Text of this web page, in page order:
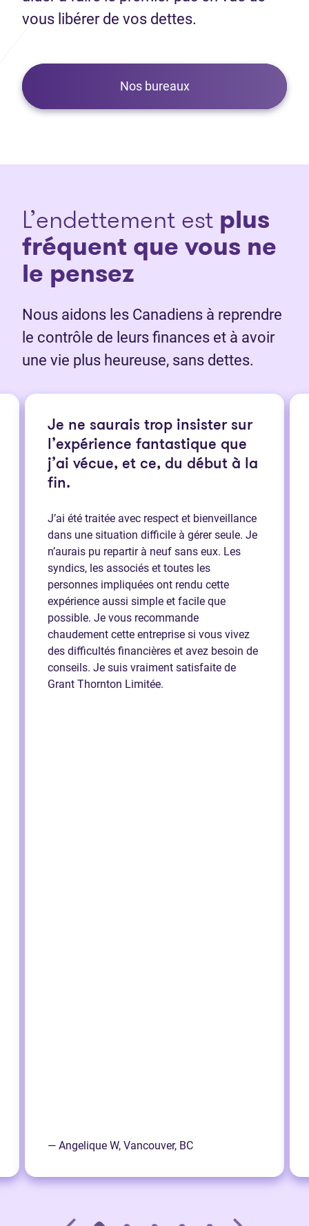
vous libérer de vos dettes.
Nos bureaux
L’endettement est plus
fréquent que vous ne
le pensez
Nous aidons les Canadiens à reprendre
le contrôle de leurs finances et à avoir
une vie plus heureuse, sans dettes.
Je ne saurais trop insister sur
l’expérience fantastique que
j’ai vécue, et ce, du début à la
fin.
J’ai été traitée avec respect et bienveillance
dans une situation difficile à gérer seule. Je
n’aurais pu repartir à neuf sans eux. Les
syndics, les associés et toutes les
personnes impliquées ont rendu cette
expérience aussi simple et facile que
possible. Je vous recommande
chaudement cette entreprise si vous vivez
des difficultés financières et avez besoin de
conseils. Je suis vraiment satisfaite de
Grant Thornton Limitée.
— Angelique W, Vancouver, BC